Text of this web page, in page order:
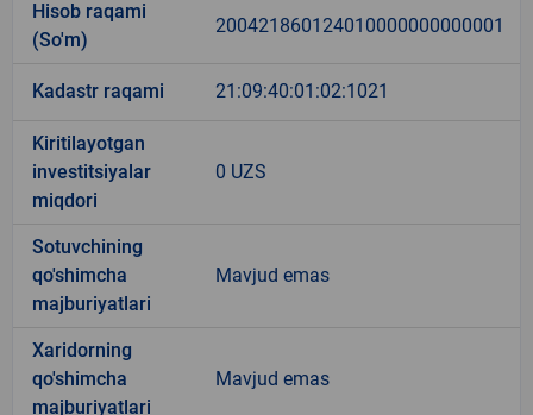
Hisob raqami
(So'm)
200421860124010000000000001
Kadastr raqami 21:09:40:01:02:1021
Kiritilayotgan
investitsiyalar
miqdori
0 UZS
Sotuvchining
qo'shimcha
majburiyatlari
Mavjud emas
Xaridorning
qo'shimcha
majburiyatlari
Mavjud emas